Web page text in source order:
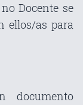
Docente se
ellos/as para
documento